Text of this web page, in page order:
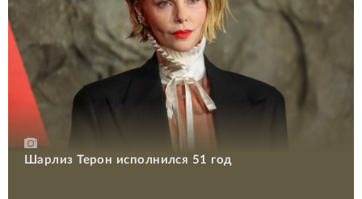
Шарлиз Терон исполнился 51 год